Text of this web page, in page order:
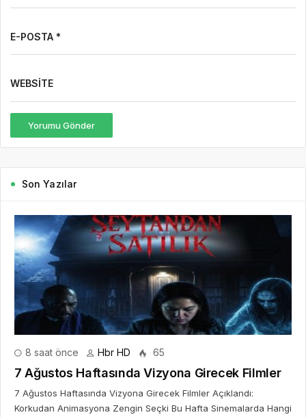
E-POSTA *
WEBSITE
Yorumu Gönder
Son Yazılar
8 saat önce Hbr HD 65
7 Ağustos Haftasında Vizyona Girecek Filmler
7 Ağustos Haftasında Vizyona Girecek Filmler Açıklandı:
Korkudan Animasyona Zengin Seçki Bu Hafta Sinemalarda Hangi